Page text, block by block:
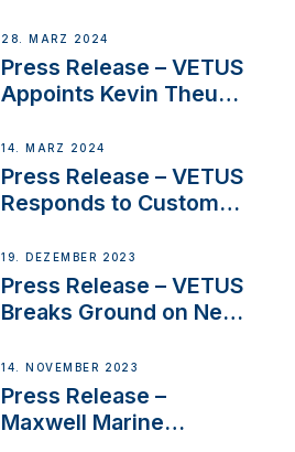
Boat Building Venture
28. MÄRZ 2024
Press Release – VETUS
Appoints Kevin Theuns
Netherlands and
Belgium
14. MÄRZ 2024
Press Release – VETUS
Responds to Customer
Ongoing Economic
Uncertainty
19. DEZEMBER 2023
Press Release – VETUS
Breaks Ground on New
14. NOVEMBER 2023
Press Release –
Maxwell Marine